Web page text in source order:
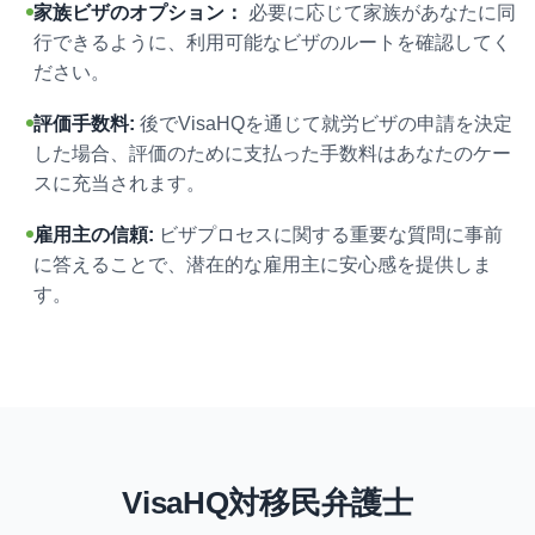
家族ビザのオプション：
必要に応じて家族があなたに同
行できるように、利用可能なビザのルートを確認してく
ださい。
評価手数料: 後でVisaHQを通じて就労ビザの申請を決定
した場合、評価のために支払った手数料はあなたのケー
スに充当されます。
雇用主の信頼: ビザプロセスに関する重要な質問に事前
に答えることで、潜在的な雇用主に安心感を提供しま
す。
VisaHQ対移民弁護士